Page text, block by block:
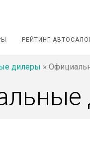
РЕЙТИНГ
дилеры »